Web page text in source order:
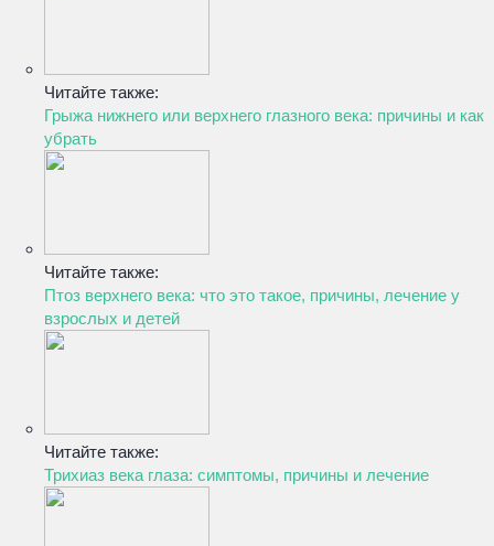
Читайте также:
Грыжа нижнего или верхнего глазного века: причины и как
убрать
Читайте также:
Птоз верхнего века: что это такое, причины, лечение у
взрослых и детей
Читайте также:
Трихиаз века глаза: симптомы, причины и лечение